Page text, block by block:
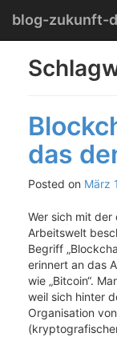
Menu
content
blog-zukunft-
das
Posted on März
Wer sich mit
Arbeitswelt
Begriff
erinnert an das
wie „Bitcoin“.
weil sich hinter
Organisation